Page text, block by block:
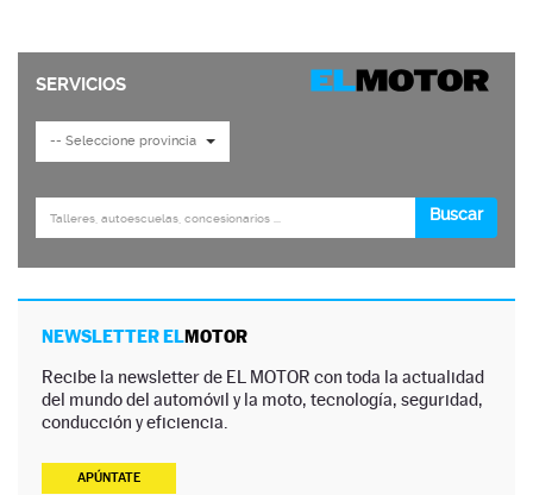
NEWSLETTER ELMOTOR
Recibe la newsletter de EL MOTOR con toda la actualidad
del mundo del automóvil y la moto, tecnología, seguridad,
conducción y eficiencia.
APÚNTATE